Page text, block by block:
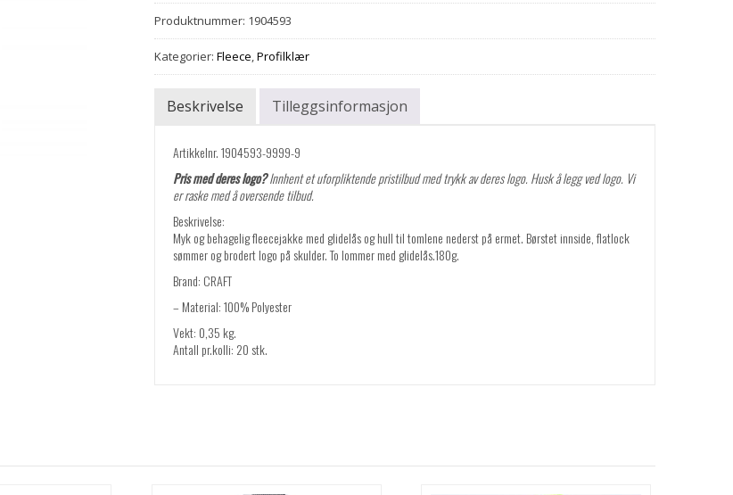
Produktnummer: 1904593
Kategorier:Fleece,Profilklær
Beskrivelse Tilleggsinformasjon
Artikkelnr. 1904593-9999-9
Pris med deres logo?Innhent et uforpliktende pristilbud med trykk av deres logo. Husk å legg ved logo. Vi
er raske med å oversende tilbud.
Beskrivelse:
Myk og behagelig fleecejakke med glidelås og hull til tomlene nederst på ermet. Børstet innside, flatlock
sømmer og brodert logo på skulder. To lommer med glidelås.180g.
Brand: CRAFT
– Material: 100% Polyester
Vekt: 0,35 kg.
Antall pr.kolli: 20 stk.